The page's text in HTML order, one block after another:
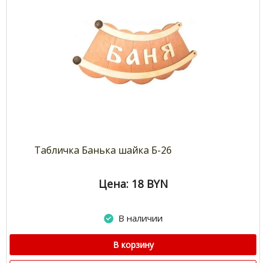
Табличка Банька шайка Б-26
Цена: 18 BYN
В наличии
В корзину